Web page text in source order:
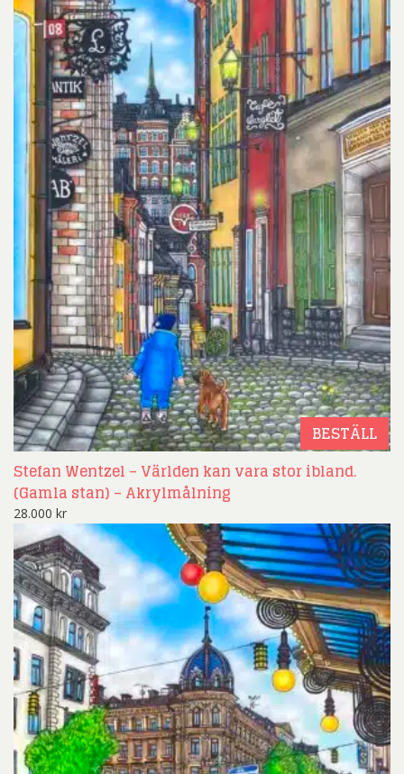
BESTÄLL
Stefan Wentzel – Världen kan vara stor ibland.
(Gamla stan) – Akrylmålning
28.000 kr